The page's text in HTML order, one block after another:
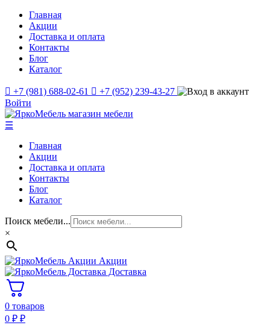
Главная
Акции
Доставка и оплата
Контакты
Блог
Каталог
+7 (981) 688-02-61
+7 (952) 239-43-27
Войти
☰
Главная
Акции
Доставка и оплата
Контакты
Блог
Каталог
Поиск мебели...
×
Акции
Доставка
0 товаров
0 ₽ ₽